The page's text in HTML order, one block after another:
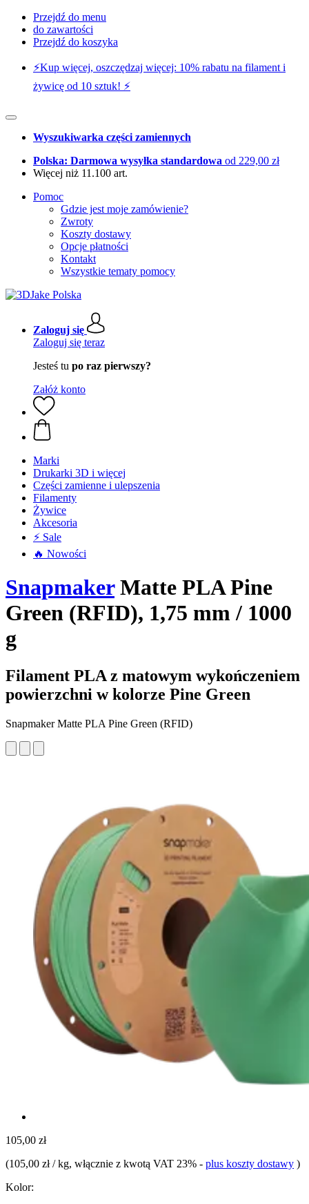
Przejdź do menu
do zawartości
Przejdź do koszyka
⚡️Kup więcej, oszczędzaj więcej: 10% rabatu na filament i
żywicę od 10 sztuk! ⚡️
Wyszukiwarka części zamiennych
Polska: Darmowa wysyłka standardowa od 229,00 zł
Więcej niż 11.100 art.
Pomoc
Gdzie jest moje zamówienie?
Zwroty
Koszty dostawy
Opcje płatności
Kontakt
Wszystkie tematy pomocy
Zaloguj się
Zaloguj się teraz
Jesteś tu po raz pierwszy?
Załóż konto
Marki
Drukarki 3D i więcej
Części zamienne i ulepszenia
Filamenty
Żywice
Akcesoria
⚡ Sale
🔥 Nowości
SnapmakerMatte PLA Pine
Green (RFID), 1,75 mm / 1000
g
Filament PLA z matowym wykończeniem
powierzchni w kolorze Pine Green
Snapmaker Matte PLA Pine Green (RFID)
105,00 zł
(105,00 zł / kg, włącznie z kwotą VAT 23% - plus koszty dostawy )
Kolor: